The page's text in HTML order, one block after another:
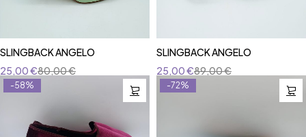
SLINGBACK ANGELO
80,00€
25,00€
SLINGBACK ANGELO
89,00€
25,00€
-58% -72%